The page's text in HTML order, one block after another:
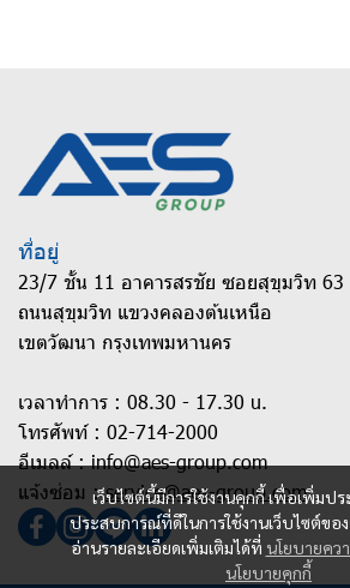
เว็บไซต์นี้มีการใช้งานคุกกี้ เพื่อเพิ่มป
ประสบการณ์ที่ดีในการใช้งานเว็บไซต์ขอ
อ่านรายละเอียดเพิ่มเติมได้ที่ นโยบายคว
นโยบายคุกกี้
ที่อยู่
23/7 ชั้น 11 อาคารสรชัย ซอยสุขุมวิท 63
ถนนสุขุมวิท แขวงคลองต้นเหนือ
เขตวัฒนา กรุงเทพมหานคร
เวลาทำการ : 08.30 - 17.30 u.
โทรศัพท์ : 02-714-2000
อีเมลล์ :info@aes-group.com
แจ้งซ่อม :service@aes-group.com